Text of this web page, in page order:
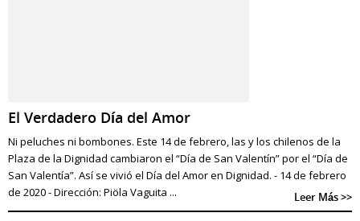
El Verdadero Día del Amor
Ni peluches ni bombones. Este 14 de febrero, las y los chilenos de la
Plaza de la Dignidad cambiaron el “Día de San Valentín” por el “Día de
San Valentía”. Así se vivió el Día del Amor en Dignidad. - 14 de febrero
de 2020 - Dirección: Piöla Vaguita ...
Leer Más >>